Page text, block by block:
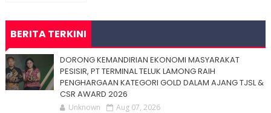
BERITA TERKINI
DORONG KEMANDIRIAN EKONOMI MASYARAKAT
PESISIR, PT TERMINAL TELUK LAMONG RAIH
PENGHARGAAN KATEGORI GOLD DALAM AJANG TJSL &
CSR AWARD 2026
Unknown Aug 07, 2026